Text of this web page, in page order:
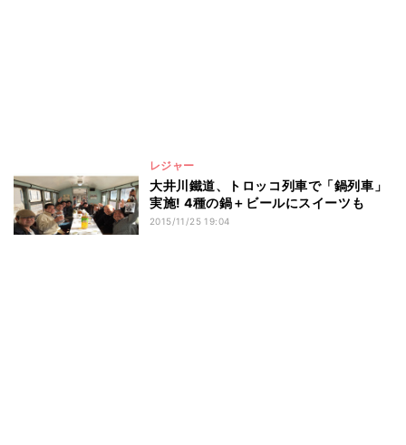
レジャー
大井川鐵道、トロッコ列車で「鍋列車」
実施! 4種の鍋＋ビールにスイーツも
2015/11/25 19:04